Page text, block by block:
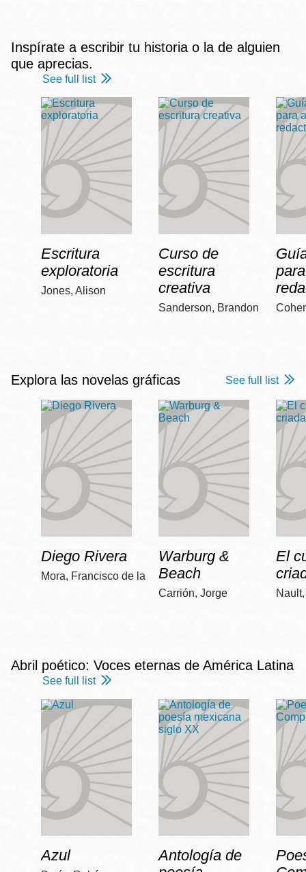
Inspírate a escribir tu historia o la de alguien
que aprecias.
See full list
Escritura
exploratoria
Jones, Alison
Curso de
escritura
creativa
Sanderson, Brandon
Explora las novelas gráficas See full list
Diego Rivera
Mora, Francisco de la
Warburg &
Beach
Carrión, Jorge
El
Abril poético: Voces eternas de América Latina
See full list
Azul
Antología de